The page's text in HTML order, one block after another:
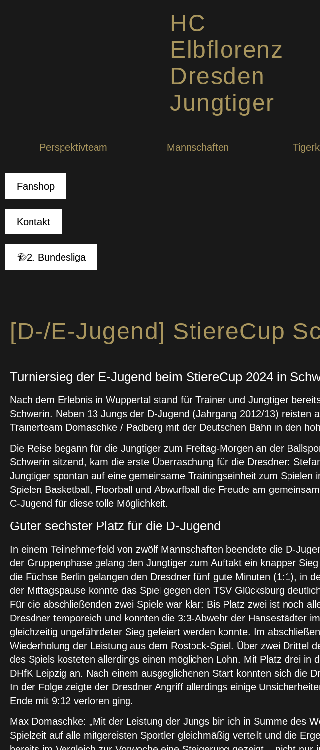
HC
Elbflorenz
Dresden
Jungtiger
Perspektivteam Mannschaften
Fanshop
Kontakt
2. Bundesliga
[D-/E-Jugend] StiereCup
Turniersieg der E-Jugend beim StiereCup 2024 in
Nach dem Erlebnis in Wuppertal stand für Trainer und Jungtiger
Schwerin. Neben 13 Jungs der D-Jugend (Jahrgang 2012/13)
Trainerteam Domaschke / Padberg mit der Deutschen Bahn in den
Die Reise begann für die Jungtiger zum Freitag-Morgen an der
Schwerin sitzend, kam die erste Überraschung für die Dresdner:
Jungtiger spontan auf eine gemeinsame Trainingseinheit zum
Spielen Basketball, Floorball und Abwurfball die Freude am
C-Jugend für diese tolle Möglichkeit.
Guter sechster Platz für die D-Jugend
In einem Teilnehmerfeld von zwölf Mannschaften beendete die D-
der Gruppenphase gelang den Jungtiger zum Auftakt ein knapper
die Füchse Berlin gelangen den Dresdner fünf gute Minuten (1:1), in
der Mittagspause konnte das Spiel gegen den TSV Glücksburg
Für die abschließenden zwei Spiele war klar: Bis Platz zwei ist noch
Dresdner temporeich und konnten die 3:3-Abwehr der Hansestädter
gleichzeitig ungefährdeter Sieg gefeiert werden konnte. Im
Wiederholung der Leistung aus dem Rostock-Spiel. Über zwei Drittel
des Spiels kosteten allerdings einen möglichen Lohn. Mit Platz drei
DHfK Leipzig an. Nach einem ausgeglichenen Start konnten sich die
In der Folge zeigte der Dresdner Angriff allerdings einige
Ende mit 9:12 verloren ging.
Max Domaschke: „Mit der Leistung der Jungs bin ich in Summe des
Spielzeit auf alle mitgereisten Sportler gleichmäßig verteilt und die